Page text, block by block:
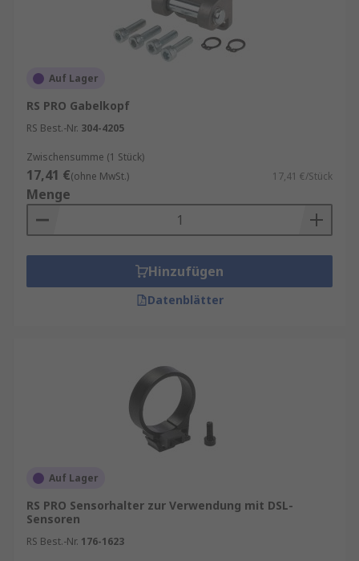
Auf Lager
RS PRO Gabelkopf
RS Best.-Nr. 304-4205
Zwischensumme (1 Stück)
17,41 €(ohne MwSt.) 17,41 €/Stück
Menge
Hinzufügen
Datenblätter
Auf Lager
RS PRO Sensorhalter zur Verwendung mit DSL-
Sensoren
RS Best.-Nr. 176-1623